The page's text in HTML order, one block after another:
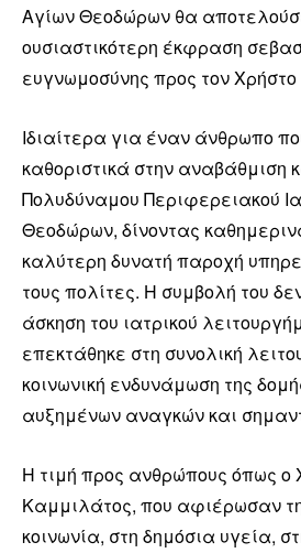
Αγίων Θεοδώρων θα
ουσιαστικότερη έκφραση
ευγνωμοσύνης προς τον
Ιδιαίτερα για έναν άνθρωπο
καθοριστικά στην αναβάθμιση
Πολυδύναμου Περιφερειακού
Θεοδώρων, δίνοντας
καλύτερη δυνατή παροχή
τους πολίτες. Η συμβολή του
άσκηση του ιατρικού
επεκτάθηκε στη συνολική
κοινωνική ενδυνάμωση της
αυξημένων αναγκών και
Η τιμή προς ανθρώπους όπως ο
Καμμιλάτος, που αφιέρωσαν
κοινωνία, στη δημόσια υγεία,